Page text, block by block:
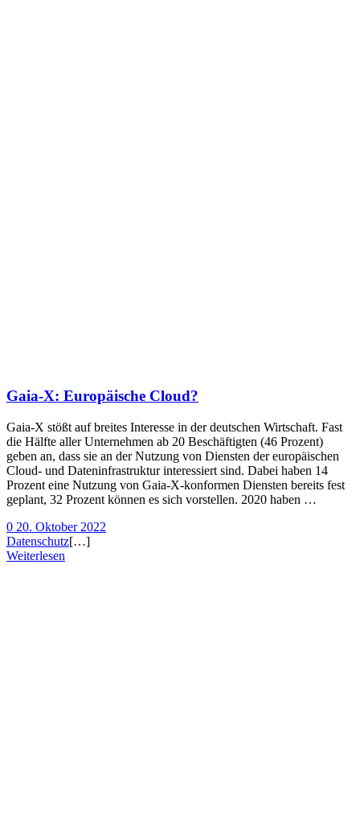
Gaia-X: Europäische Cloud?
Gaia-X stößt auf breites Interesse in der deutschen Wirtschaft. Fast
die Hälfte aller Unternehmen ab 20 Beschäftigten (46 Prozent)
geben an, dass sie an der Nutzung von Diensten der europäischen
Cloud- und Dateninfrastruktur interessiert sind. Dabei haben 14
Prozent eine Nutzung von Gaia-X-konformen Diensten bereits fest
geplant, 32 Prozent können es sich vorstellen. 2020 haben …
0 20. Oktober 2022
Datenschutz[…]
Weiterlesen